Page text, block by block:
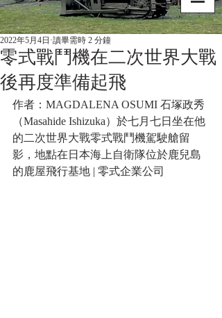
零式戰鬥機在二次世界大戰
後再度準備起飛
2022年5月4日 讀畢需時 2 分鐘
作者：MAGDALENA OSUMI 石塚政秀
（Masahide Ishizuka）於七月七日坐在他
的二次世界大戰零式戰鬥機駕駛艙留
影，地點在日本海上自衛隊位於鹿兒島
的鹿屋飛行基地 | 零式企業公司